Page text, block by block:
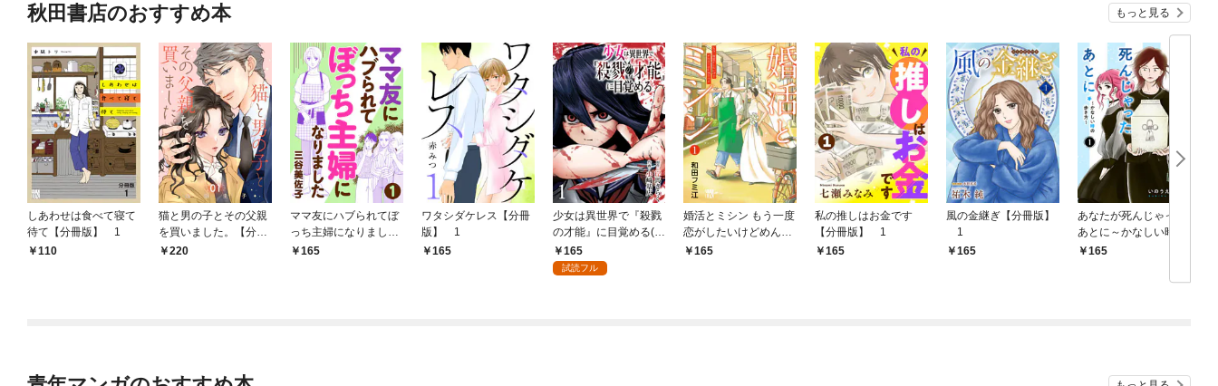
秋田書店のおすすめ本 もっと見る
しあわせは食べて寝て
待て【分冊版】 1
110
猫と男の子とその父親
を買いました。【分冊
版】 1
220
ママ友にハブられてぼ
っち主婦になりました
【分冊版】 1
165
ワタシダケレス【分冊
版】 1
165
少女は異世界で『殺戮
の才能』に目覚める(話
売り) #1
165
試読フル
婚活とミシン もう一度
恋がしたいけどめんど
くさい気もする【分冊
165
私の推しはお金です
【分冊版】 1
165
風の金継ぎ【分冊版】
1
165
あなたが死んじゃった
あとに～かなしい時の
歩き方～【分冊版】
165